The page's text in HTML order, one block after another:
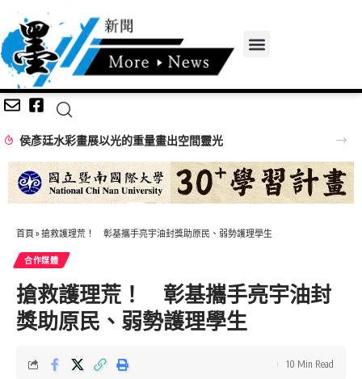
侯彥廷水彩畫展以光的重量畫出空間靈光
首頁 » 搶救護理荒！ 彰基攜手亮宇油封獎助原民、弱勢護理學生
合作媒體
搶救護理荒！ 彰基攜手亮宇油封
獎助原民、弱勢護理學生
10 Min Read